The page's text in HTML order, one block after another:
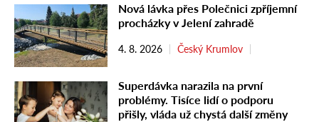
Nová lávka přes Polečnici zpříjemní
procházky v Jelení zahradě
4. 8. 2026 Český Krumlov
Superdávka narazila na první
problémy. Tisíce lidí o podporu
přišly, vláda už chystá další změny